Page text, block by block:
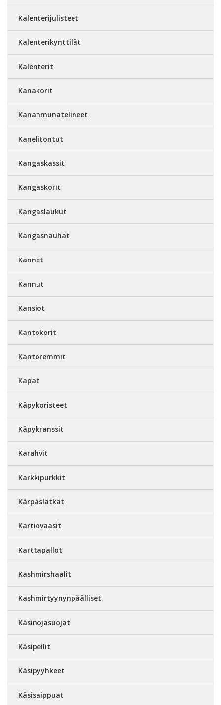
Kalenterijulisteet
Kalenterikynttilät
Kalenterit
Kanakorit
Kananmunatelineet
Kanelitontut
Kangaskassit
Kangaskorit
Kangaslaukut
Kangasnauhat
Kannet
Kannut
Kansiot
Kantokorit
Kantoremmit
Kapat
Käpykoristeet
Käpykranssit
Karahvit
Karkkipurkkit
Kärpäslätkät
Kartiovaasit
Karttapallot
Kashmirshaalit
Kashmirtyynynpäälliset
Käsinojasuojat
Käsipeilit
Käsipyyhkeet
Käsisaippuat